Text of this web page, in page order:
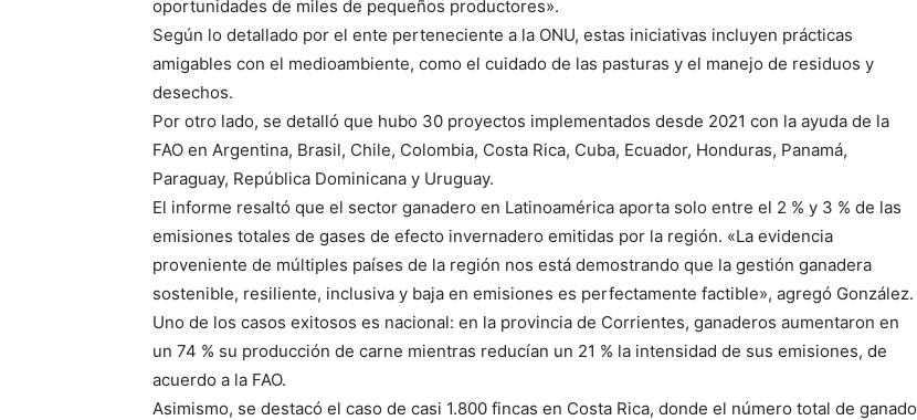
oportunidades de miles de pequeños productores».
Según lo detallado por el ente perteneciente a la ONU, estas iniciativas incluyen prácticas
amigables con el medioambiente, como el cuidado de las pasturas y el manejo de residuos y
desechos.
Por otro lado, se detalló que hubo 30 proyectos implementados desde 2021 con la ayuda de la
FAO en Argentina, Brasil, Chile, Colombia, Costa Rica, Cuba, Ecuador, Honduras, Panamá,
Paraguay, República Dominicana y Uruguay.
El informe resaltó que el sector ganadero en Latinoamérica aporta solo entre el 2 % y 3 % de las
emisiones totales de gases de efecto invernadero emitidas por la región. «La evidencia
proveniente de múltiples países de la región nos está demostrando que la gestión ganadera
sostenible, resiliente, inclusiva y baja en emisiones es perfectamente factible», agregó González.
Uno de los casos exitosos es nacional: en la provincia de Corrientes, ganaderos aumentaron en
un 74 % su producción de carne mientras reducían un 21 % la intensidad de sus emisiones, de
acuerdo a la FAO.
Asimismo, se destacó el caso de casi 1.800 fincas en Costa Rica, donde el número total de ganado